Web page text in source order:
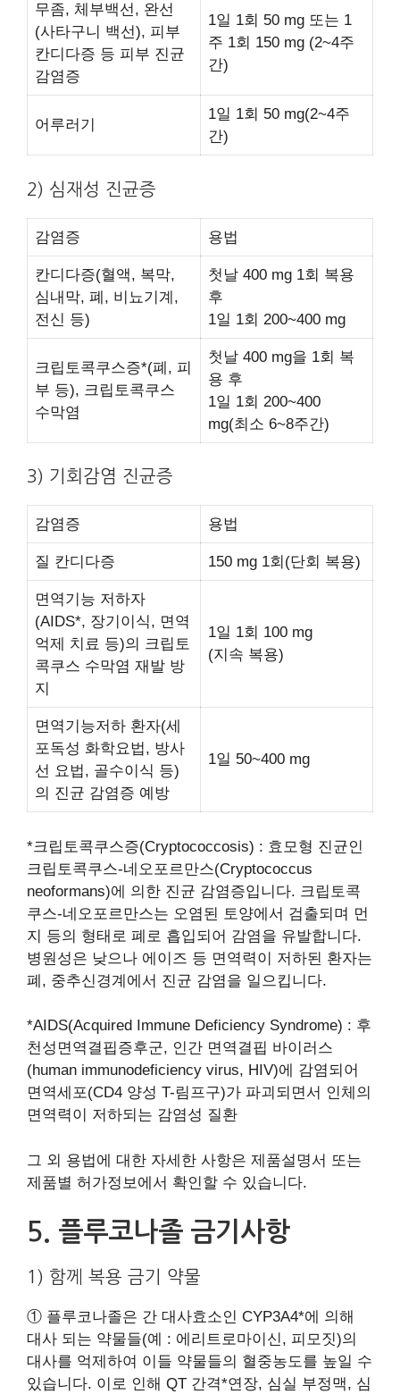
무좀, 체부백선, 완선
(사타구니 백선), 피부
칸디다증 등 피부 진균
감염증
1일 1회 50 mg 또는 1
주 1회 150 mg (2~4주
간)
어루러기
1일 1회 50 mg(2~4주
간)
2) 심재성 진균증
감염증 용법
칸디다증(혈액, 복막,
심내막, 폐, 비뇨기계,
전신 등)
첫날 400 mg 1회 복용
후
1일 1회 200~400 mg
크립토콕쿠스증*(폐, 피
부 등), 크립토콕쿠스
수막염
첫날 400 mg을 1회 복
용 후
1일 1회 200~400
mg(최소 6~8주간)
3) 기회감염 진균증
감염증 용법
질 칸디다증 150 mg 1회(단회 복용)
면역기능 저하자
(AIDS*, 장기이식, 면역
억제 치료 등)의 크립토
콕쿠스 수막염 재발 방
지
1일 1회 100 mg
(지속 복용)
면역기능저하 환자(세
포독성 화학요법, 방사
선 요법, 골수이식 등)
의 진균 감염증 예방
1일 50~400 mg
*크립토콕쿠스증(Cryptococcosis) : 효모형 진균인
크립토콕쿠스-네오포르만스(Cryptococcus
neoformans)에 의한 진균 감염증입니다. 크립토콕
쿠스-네오포르만스는 오염된 토양에서 검출되며 먼
지 등의 형태로 폐로 흡입되어 감염을 유발합니다.
병원성은 낮으나 에이즈 등 면역력이 저하된 환자는
폐, 중추신경계에서 진균 감염을 일으킵니다.
*AIDS(Acquired Immune Deficiency Syndrome) : 후
천성면역결핍증후군, 인간 면역결핍 바이러스
(human immunodeficiency virus, HIV)에 감염되어
면역세포(CD4 양성 T-림프구)가 파괴되면서 인체의
면역력이 저하되는 감염성 질환
그 외 용법에 대한 자세한 사항은 제품설명서 또는
제품별 허가정보에서 확인할 수 있습니다.
5. 플루코나졸 금기사항
1) 함께 복용 금기 약물
① 플루코나졸은 간 대사효소인 CYP3A4*에 의해
대사 되는 약물들(예 : 에리트로마이신, 피모짓)의
대사를 억제하여 이들 약물들의 혈중농도를 높일 수
있습니다. 이로 인해 QT 간격*연장, 심실 부정맥, 심